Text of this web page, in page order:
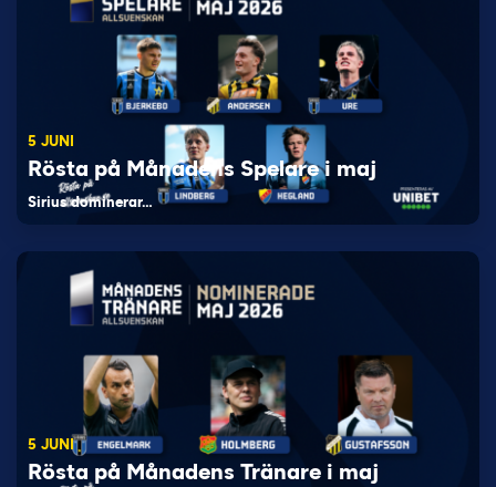
5 JUNI
Rösta på Månadens Spelare i maj
Sirius dominerar…
5 JUNI
Rösta på Månadens Tränare i maj